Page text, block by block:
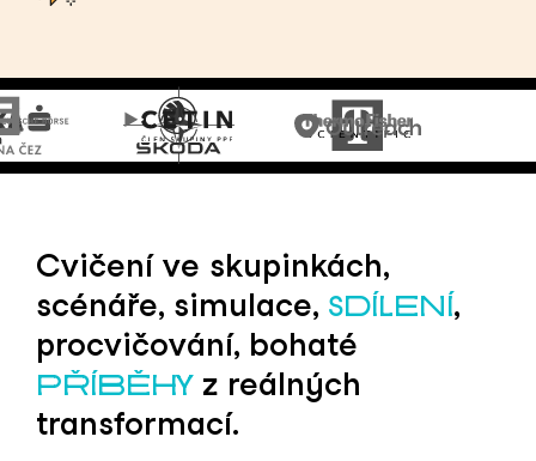
Cvičení ve skupinkách,
scénáře, simulace, SDÍLENÍ,
procvičování, bohaté
PŘÍBĚHYz reálných
transformací.